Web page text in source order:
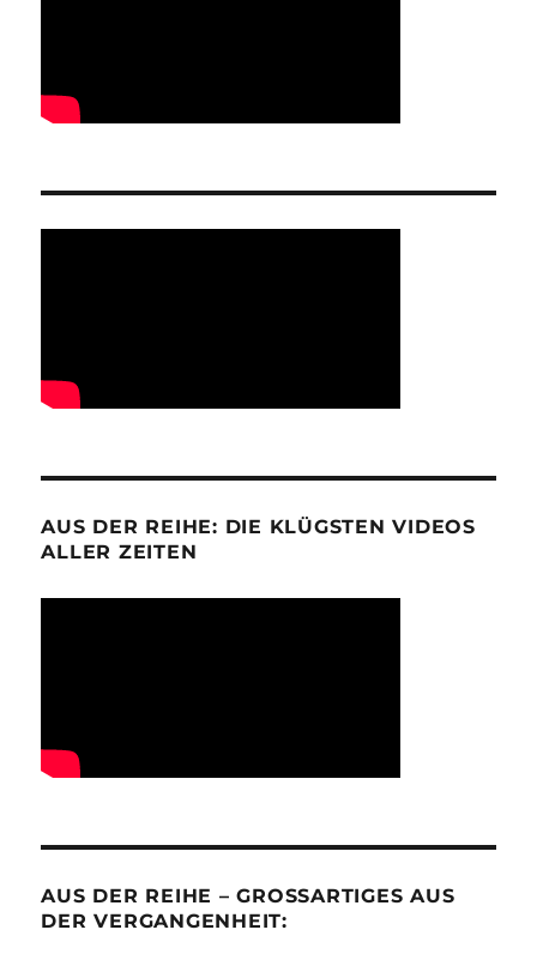
AUS DER REIHE: DIE KLÜGSTEN VIDEOS
ALLER ZEITEN
AUS DER REIHE – GROSSARTIGES AUS D
ER VERGANGENHEIT: